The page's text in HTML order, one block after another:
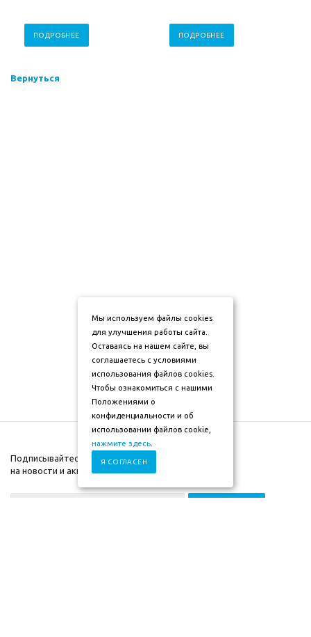
ПОДРОБНЕЕ ПОДРОБНЕЕ
Вернуться
Подписывайтесь
на новости и акции
Мы используем файлы cookies
для улучшения работы сайта.
Оставаясь на нашем сайте, вы
соглашаетесь с условиями
использования файлов cookies.
Чтобы ознакомиться с нашими
Положениями о
конфиденциальности и об
использовании файлов cookie,
нажмите здесь
Я СОГЛАСЕН